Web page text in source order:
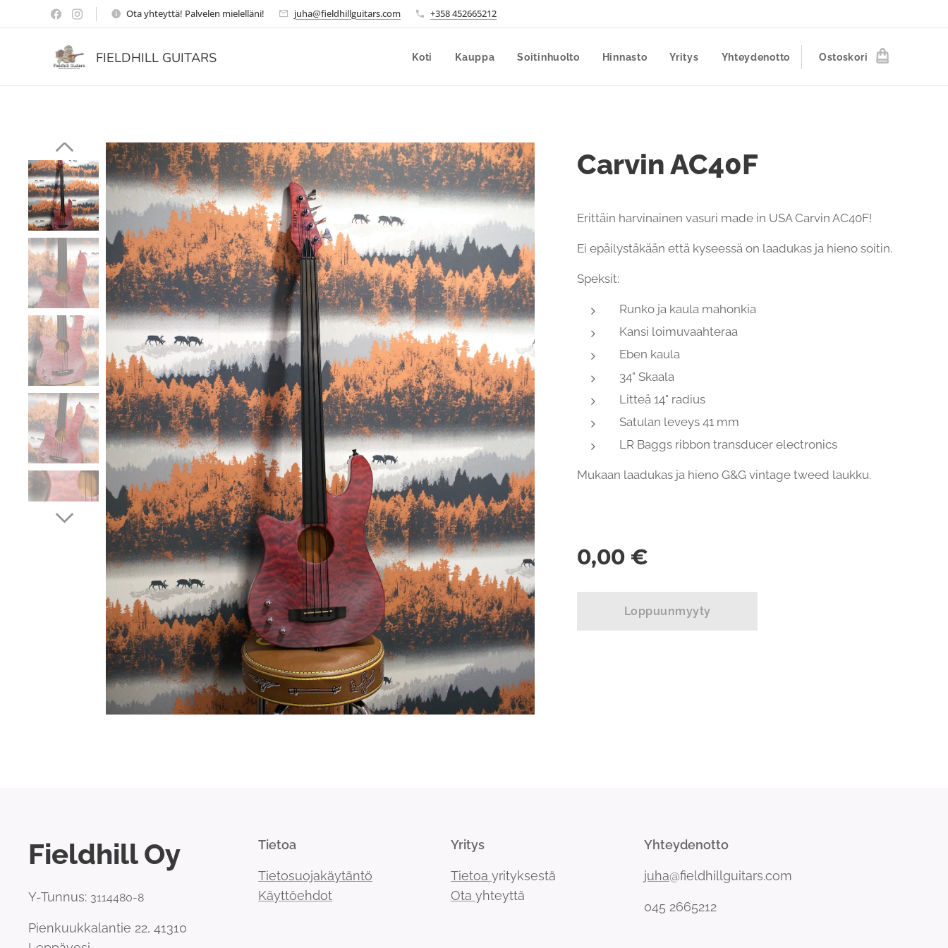
Ota yhteyttä! Palvelen mielelläni! juha@fieldhillguitars.com +358 452665212
FIELDHILL GUITARS Koti Kauppa Soitinhuolto Hinnasto Yritys Yhteydenotto Ostoskori
Carvin AC40F
Erittäin harvinainen vasuri made in USA Carvin AC40F!
Ei epäilystäkään että kyseessä on laadukas ja hieno soitin.
Speksit:
Runko ja kaula mahonkia
Kansi loimuvaahteraa
Eben kaula
34" Skaala
Litteä 14" radius
Satulan leveys 41 mm
LR Baggs ribbon transducer electronics
Mukaan laadukas ja hieno G&G vintage tweed laukku.
0,00 €
Loppuunmyyty
Fieldhill Oy
Y-Tunnus: 3114480-8
Pienkuukkalantie 22, 41310
Tietoa
Tietosuojakäytäntö
Käyttöehdot
Yritys
Tietoayrityksestä
Otayhteyttä
Yhteydenotto
juha@fieldhillguitars.com
045 2665212